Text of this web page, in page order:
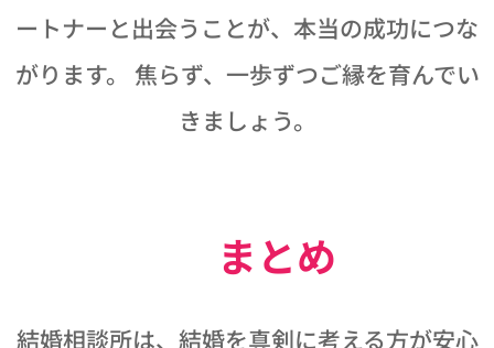
ートナーと出会うことが、本当の成功につな
がります。 焦らず、一歩ずつご縁を育んでい
きましょう。
📝 まとめ
結婚相談所は、結婚を真剣に考える方が安心